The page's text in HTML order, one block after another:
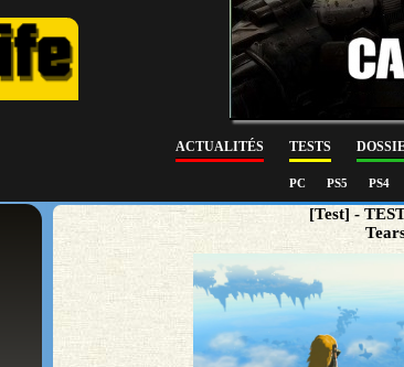
ACTUALITÉS TESTS
PC PS5 PS4
[Test] -